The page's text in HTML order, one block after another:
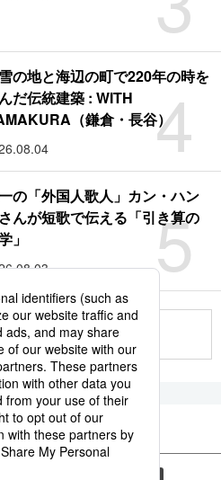
4
の地と海辺の町で220年の時を
だ伝統建築 : WITH
（鎌倉・長谷）
5
の「外国人歌人」カン・ハン
んが短歌で伝える「引き算の
」
見る